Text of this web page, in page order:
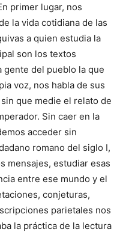
primer lugar, nos
la vida cotidiana de las
a quien estudia la
son los textos
gente del pueblo la que
voz, nos habla de sus
que medie el relato de
Sin caer en la
acceder sin
romano del siglo I,
mensajes, estudiar esas
entre ese mundo y el
conjeturas,
parietales nos
la práctica de la lectura